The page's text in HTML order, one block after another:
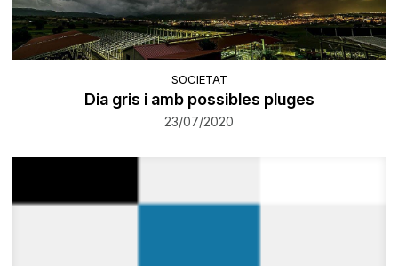
SOCIETAT
Dia gris i amb possibles pluges
23/07/2020